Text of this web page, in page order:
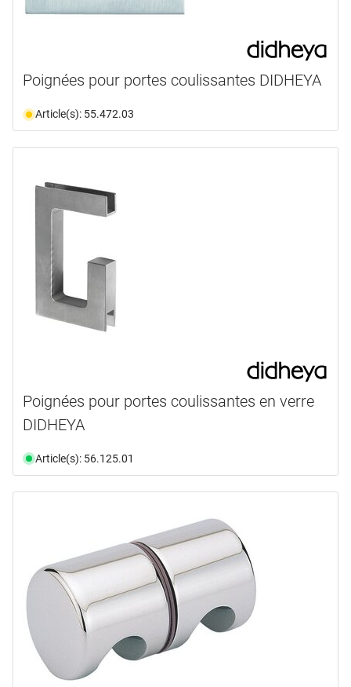
Poignées pour portes coulissantes DIDHEYA
Article(s): 55.472.03
Poignées pour portes coulissantes en verre
DIDHEYA
Article(s): 56.125.01